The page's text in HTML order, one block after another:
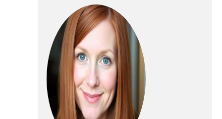
aisément au
quotidien et lui
apporte confort
et souplesse lors
des promenades,
jeux modérés et
activités
domestiques.
Renforcez les
fondations